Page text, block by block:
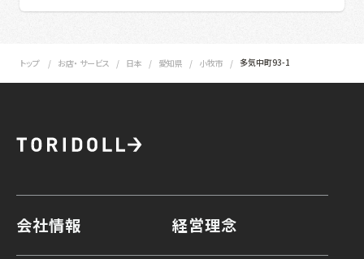
トップ お店・ サービス 日本 愛知県 小牧市 多気中町93-1
会社情報 経営理念